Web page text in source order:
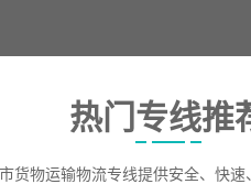
热门专线推
货物运输物流专线提供安全、快速